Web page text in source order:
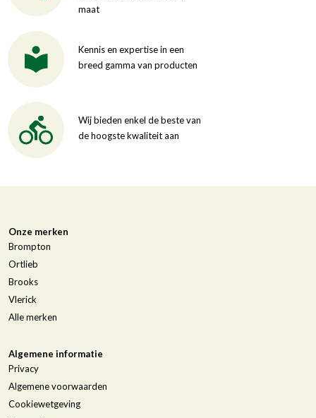
maat
Kennis en expertise in een
breed gamma van producten
Wij bieden enkel de beste van
de hoogste kwaliteit aan
Onze merken
Brompton
Ortlieb
Brooks
Vlerick
Alle merken
Algemene informatie
Privacy
Algemene voorwaarden
Cookiewetgeving